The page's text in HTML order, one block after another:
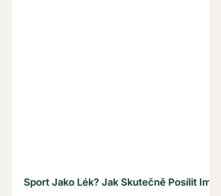
Sport Jako Lék? Jak Skutečně Posílit